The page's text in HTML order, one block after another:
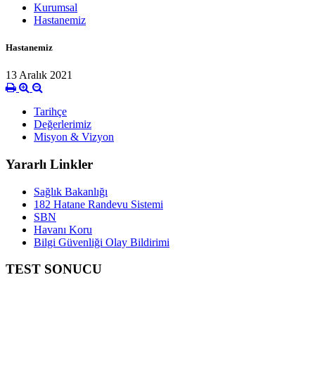
Kurumsal
Hastanemiz
Hastanemiz
13 Aralık 2021
Tarihçe
Değerlerimiz
Misyon & Vizyon
Yararlı Linkler
Sağlık Bakanlığı
182 Hatane Randevu Sistemi
SBN
Havanı Koru
Bilgi Güvenliği Olay Bildirimi
TEST SONUCU